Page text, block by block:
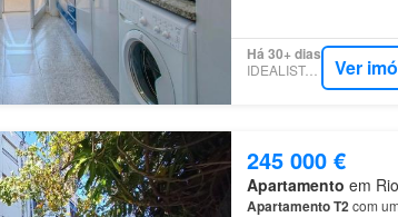
Há 30+ dias
IDEALISTA.PT Ver
245 000 €
Apartamento em
ApartamentoT2com